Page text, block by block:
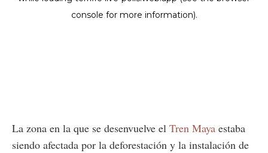
La zona en la que se desenvuelve el Tren Maya estaba
siendo afectada por la deforestación y la instalación de